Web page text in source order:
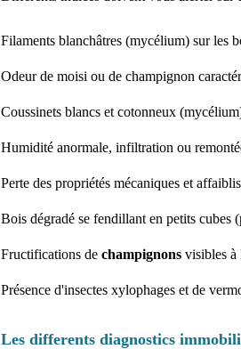
Filaments blanchâtres (mycélium) sur les
Odeur de moisi ou de champignon
Coussinets blancs et cotonneux
Humidité anormale, infiltration ou
Perte des propriétés mécaniques et
Bois dégradé se fendillant en petits cubes
Fructifications de champignonsvisibles
Présence d'insectes xylophages et de
Les differents diagnostics